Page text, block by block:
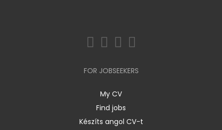
FOR JOBSEEKERS
My CV
Find jobs
Készíts angol CV-t